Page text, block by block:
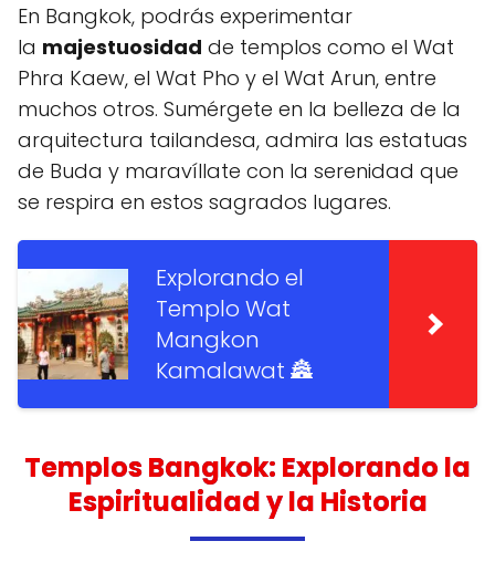
En Bangkok, podrás experimentar
la majestuosidad de templos como el Wat
Phra Kaew, el Wat Pho y el Wat Arun, entre
muchos otros. Sumérgete en la belleza de la
arquitectura tailandesa, admira las estatuas
de Buda y maravíllate con la serenidad que
se respira en estos sagrados lugares.
Explorando el
Templo Wat
Mangkon
Kamalawat 🏯
Templos Bangkok: Explorando la
Espiritualidad y la Historia